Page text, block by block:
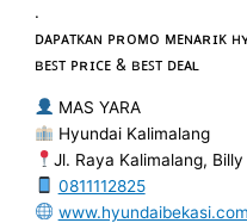
.
ᴅᴀᴘᴀᴛᴋᴀɴ ᴘʀᴏᴍᴏ ᴍᴇɴᴀʀɪᴋ
ʙᴇꜱᴛ ᴘʀɪᴄᴇ & ʙᴇꜱᴛ ᴅᴇᴀʟ
MAS YARA
Hyundai Kalimalang
Jl. Raya Kalimalang,
0811112825
www.hyundaibekasi.com